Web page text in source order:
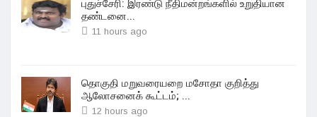
புதுச்சேரி: இரண்டு நீதிமன்றங்களில் உறுதியான
தண்டனை...
11 hours ago
தொகுதி மறுவரையறை மசோதா குறித்து
ஆலோசனைக் கூட்டம்; ...
12 hours ago